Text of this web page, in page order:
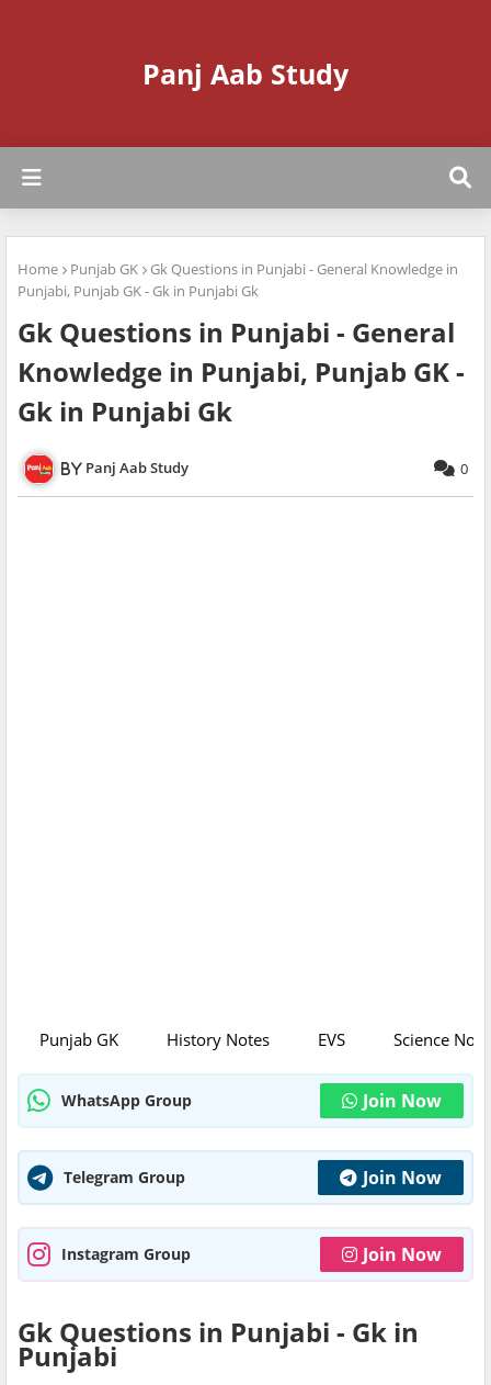
Panj Aab Study
Home Punjab GK
Gk Questions in Punjabi - General Knowledge in
Punjabi, Punjab GK - Gk in Punjabi Gk
Gk Questions in Punjabi - General
Knowledge in Punjabi, Punjab GK -
Gk in Punjabi Gk
Panj Aab Study 0
Punjab GK History Notes EVS Science
WhatsApp Group Join Now
Telegram Group Join Now
Instagram Group Join Now
Gk Questions in Punjabi - Gk in
Punjabi